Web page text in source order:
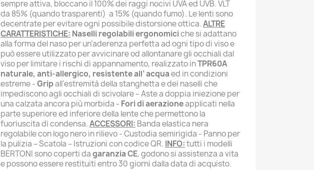
sempre attiva, bloccano il 100% dei raggi nocivi UVA ed UVB. VLT
da 85% (quando trasparenti) a 15% (quando fumo). Le lenti sono
decentrate per evitare ogni possibile distorsione ottica.ALTRE
CARATTERISTICHE: Naselli regolabili ergonomiciche si adattano
alla forma del naso per un’aderenza perfetta ad ogni tipo di viso e
può essere utilizzato per avvicinare od allontanare gli occhiali dal
viso per limitare i rischi di appannamento, realizzato inTPR60A
naturale, anti-allergico, resistente all’ acquaed in condizioni
estreme -Gripall'estremità della stanghetta e dei naselli che
impediscono agli occhiali di scivolare – Aste a doppia iniezione per
una calzata ancora più morbida - Fori di aerazioneapplicati nella
parte superiore ed inferiore della lente che permettono la
fuoriuscita di condensa.ACCESSORI: Banda elastica nera
regolabile con logo nero in rilievo - Custodia semirigida - Panno per
la pulizia – Scatola – Istruzioni con codice QR. INFO:tutti i modelli
BERTONI sono coperti dagaranzia CE, godono si assistenza a vita
e possono essere restituiti entro 30 giorni dalla data di acquisto.